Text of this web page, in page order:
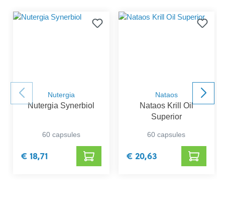
Nutergia
Nutergia Synerbiol
60 capsules
€ 18,71
Nataos
Nataos Krill Oil
Superior
60 capsules
€ 20,63